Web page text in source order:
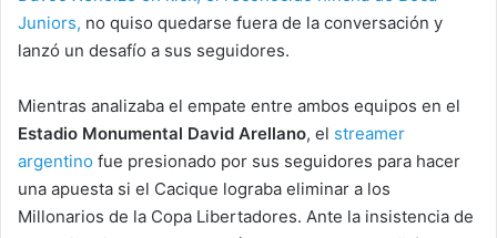
Juniors, no quiso quedarse fuera de la conversación y
lanzó un desafío a sus seguidores.
Mientras analizaba el empate entre ambos equipos en el
Estadio Monumental David Arellano, el streamer
argentino fue presionado por sus seguidores para hacer
una apuesta si el Cacique lograba eliminar a los
Millonarios de la Copa Libertadores. Ante la insistencia de